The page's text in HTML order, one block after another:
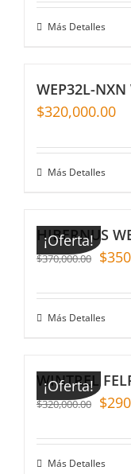
Más Detalles
WEP32L-
$320,000.00
Más Detalles
¡Oferta!
HIBERNUS
$370,000.00 $
Más Detalles
¡Oferta!
WINTREL
$320,000.00 $
Más Detalles